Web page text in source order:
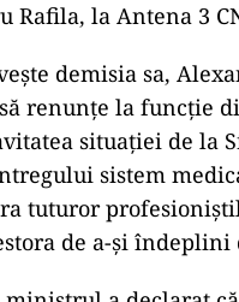
Rafila, la Antena 3
demisia sa,
renunțe la funcție
situației de la
sistem
tuturor
de a-și îndeplini